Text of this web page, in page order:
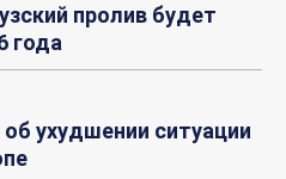
пролив будет
года
ухудшении ситуации